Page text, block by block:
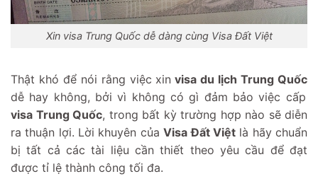
Xin visa Trung Quốc dễ dàng cùng Visa Đất Việt
Thật khó để nói rằng việc xin visa du lịch Trung Quốc
dễ hay không, bởi vì không có gì đảm bảo việc cấp
visa Trung Quốc, trong bất kỳ trường hợp nào sẽ diễn
ra thuận lợi. Lời khuyên củaVisa Đất Việtlà hãy chuẩn
bị tất cả các tài liệu cần thiết theo yêu cầu để đạt
được tỉ lệ thành công tối đa.